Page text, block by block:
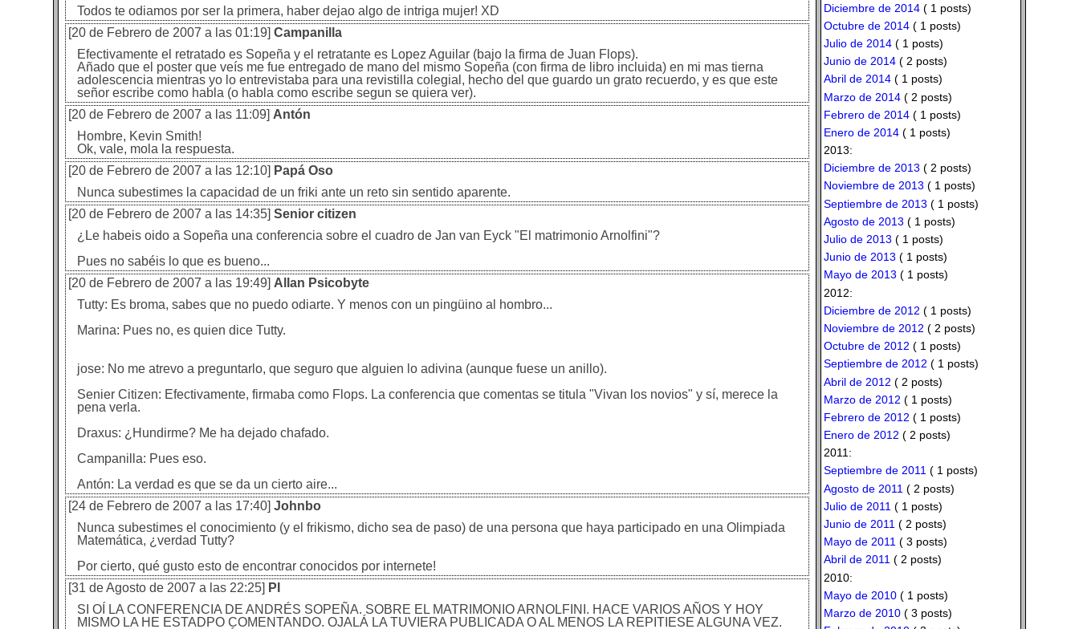
Todos te odiamos por ser la primera, haber dejao algo de intriga mujer! XD
[20 de Febrero de 2007 a las 01:19] Campanilla
Efectivamente el retratado es Sopeña y el retratante es Lopez Aguilar (bajo la firma de Juan Flops).
Añado que el poster que veís me fue entregado de mano del mismo Sopeña (con firma de libro incluida) en mi mas tierna
adolescencia mientras yo lo entrevistaba para una revistilla colegial, hecho del que guardo un grato recuerdo, y es que este
señor escribe como habla (o habla como escribe segun se quiera ver).
[20 de Febrero de 2007 a las 11:09] Antón
Hombre, Kevin Smith!
Ok, vale, mola la respuesta.
[20 de Febrero de 2007 a las 12:10] Papá Oso
Nunca subestimes la capacidad de un friki ante un reto sin sentido aparente.
[20 de Febrero de 2007 a las 14:35] Senior citizen
¿Le habeis oido a Sopeña una conferencia sobre el cuadro de Jan van Eyck "El matrimonio Arnolfini"?
Pues no sabéis lo que es bueno...
[20 de Febrero de 2007 a las 19:49] Allan Psicobyte
Tutty: Es broma, sabes que no puedo odiarte. Y menos con un pingüino al hombro...
Marina: Pues no, es quien dice Tutty.
jose: No me atrevo a preguntarlo, que seguro que alguien lo adivina (aunque fuese un anillo).
Senier Citizen: Efectivamente, firmaba como Flops. La conferencia que comentas se titula "Vivan los novios" y sí, merece la
pena verla.
Draxus: ¿Hundirme? Me ha dejado chafado.
Campanilla: Pues eso.
Antón: La verdad es que se da un cierto aire...
[24 de Febrero de 2007 a las 17:40] Johnbo
Nunca subestimes el conocimiento (y el frikismo, dicho sea de paso) de una persona que haya participado en una Olimpiada
Matemática, ¿verdad Tutty?
Por cierto, qué gusto esto de encontrar conocidos por internete!
[31 de Agosto de 2007 a las 22:25] PI
SI OÍ LA CONFERENCIA DE ANDRÉS SOPEÑA. SOBRE EL MATRIMONIO ARNOLFINI. HACE VARIOS AÑOS Y HOY
MISMO LA HE ESTADPO COMENTANDO. OJALÁ LA TUVIERA PUBLICADA O AL MENOS LA REPITIESE ALGUNA VEZ.
Diciembre de 2014( 1 posts)
Octubre de 2014( 1 posts)
Julio de 2014( 1 posts)
Junio de 2014( 2 posts)
Abril de 2014( 1 posts)
Marzo de 2014( 2 posts)
Febrero de 2014( 1 posts)
Enero de 2014( 1 posts)
2013:
Diciembre de 2013 ( 2 posts)
Noviembre de 2013 ( 1 posts)
Septiembre de 2013 ( 1 posts)
Agosto de 2013 ( 1 posts)
Julio de 2013 ( 1 posts)
Junio de 2013 ( 1 posts)
Mayo de 2013 ( 1 posts)
2012:
Diciembre de 2012 ( 1 posts)
Noviembre de 2012 ( 2 posts)
Octubre de 2012 ( 1 posts)
Septiembre de 2012 ( 1 posts)
Abril de 2012 ( 2 posts)
Marzo de 2012 ( 1 posts)
Febrero de 2012 ( 1 posts)
Enero de 2012 ( 2 posts)
2011:
Septiembre de 2011( 1 posts)
Agosto de 2011 ( 2 posts)
Julio de 2011 ( 1 posts)
Junio de 2011 ( 2 posts)
Mayo de 2011 ( 3 posts)
Abril de 2011( 2 posts)
2010:
Mayo de 2010( 1 posts)
Marzo de 2010( 3 posts)